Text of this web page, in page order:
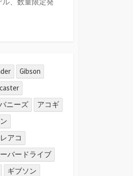
Gibson
ニーズ
アコギ
アコ
バードライブ
ギブソン